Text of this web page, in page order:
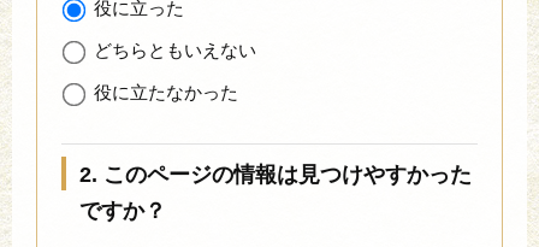
役に立った
どちらともいえない
役に立たなかった
2. このページの情報は見つけやすかった
ですか？